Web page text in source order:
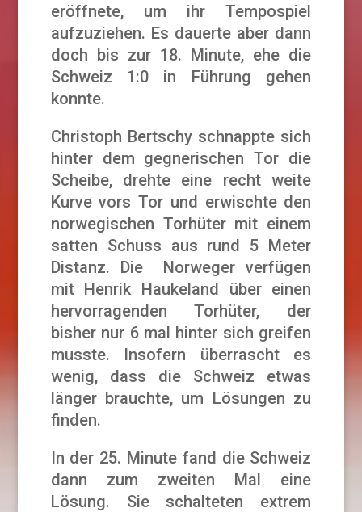
eröffnete, um ihr Tempospiel
aufzuziehen. Es dauerte aber dann
doch bis zur 18. Minute, ehe die
Schweiz 1:0 in Führung gehen
konnte.
Christoph Bertschy schnappte sich
hinter dem gegnerischen Tor die
Scheibe, drehte eine recht weite
Kurve vors Tor und erwischte den
norwegischen Torhüter mit einem
satten Schuss aus rund 5 Meter
Distanz. Die Norweger verfügen
mit Henrik Haukeland über einen
hervorragenden Torhüter, der
bisher nur 6 mal hinter sich greifen
musste. Insofern überrascht es
wenig, dass die Schweiz etwas
länger brauchte, um Lösungen zu
finden.
In der 25. Minute fand die Schweiz
dann zum zweiten Mal eine
Lösung. Sie schalteten extrem